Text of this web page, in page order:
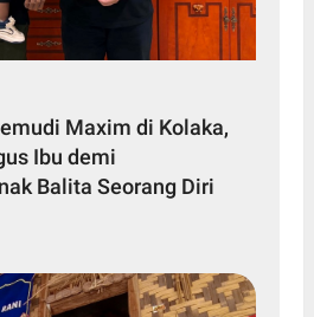
Maxim di Kolaka,
Ibu demi
Balita Seorang Diri